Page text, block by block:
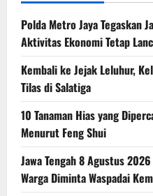
Polda Metro Jaya Tegaskan
Aktivitas Ekonomi Tetap
Kembali ke Jejak Leluhur,
Tilas di Salatiga
10 Tanaman Hias yang
Menurut Feng Shui
Jawa Tengah 8 Agustus
Warga Diminta Waspadai